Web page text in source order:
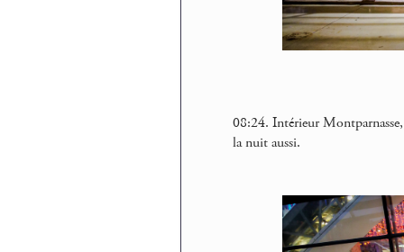
08:24. Intérieur
la nuit aussi.